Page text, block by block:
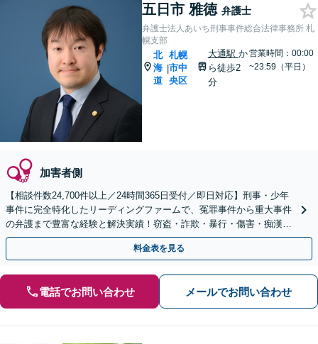
五日市 雅徳 弁護士
弁護士法人あいち刑事事件総合法律事務所 札
幌支部
北
海
道
|
札幌
市中
央区
大通駅 か
ら徒歩2
分
営業時間：00:00
~23:59（平日）
加害者側
【相談件数24,700件以上／24時間365日受付／即日対応】刑事・少年
事件に完全特化したリーディングファームで、冤罪事件から重大事件
の弁護まで豊富な経験と解決実績！窃盗・詐欺・暴行・傷害・痴漢・
盗撮・薬物犯罪など幅広い分野に対応可能です！
料金表を見る
電話でお問い合わせ メールでお問い合わせ